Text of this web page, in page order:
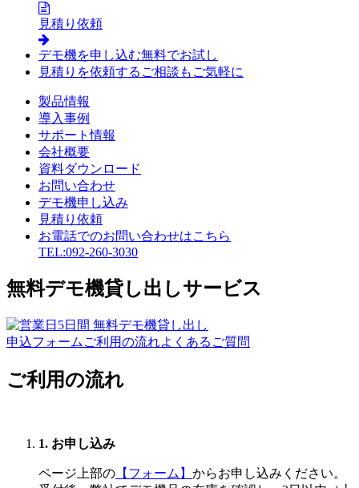
見積り依頼
デモ機を申し込む無料でお試し
見積りを依頼する ご相談もご気軽に
製品情報
導入事例
サポート情報
会社概要
資料ダウンロード
お問い合わせ
デモ機申し込み
見積り依頼
お電話でのお問い合わせはこちら
TEL:092-260-3030
無料デモ機貸し出しサービス
申込フォーム ご利用の流れよくあるご質問
ご利用の流れ
1. お申し込み
ページ上部の 【フォーム】 からお申し込みください。